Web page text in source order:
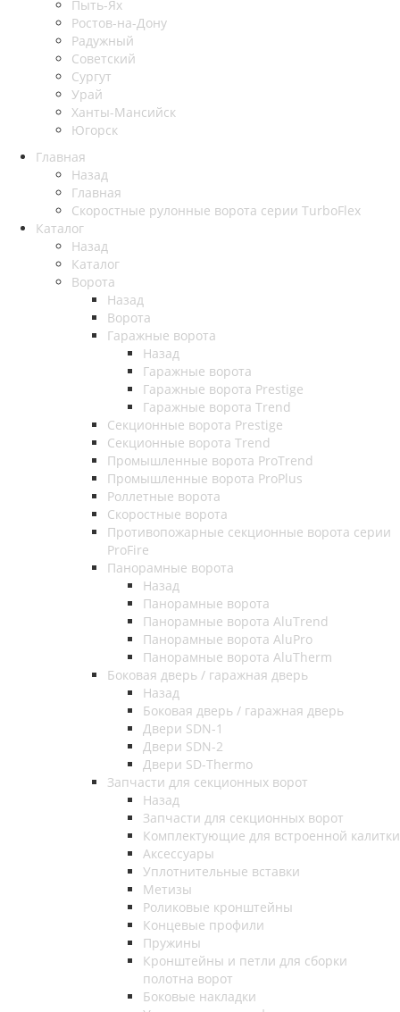
Пыть-Ях
Рoстов-на-Дону
Радужный
Советский
Сургут
Урай
Ханты-Мансийск
Югорск
Главная
Назад
Главная
Скоростные рулонные ворота серии TurboFlex
Каталог
Назад
Каталог
Ворота
Назад
Ворота
Гаражные ворота
Назад
Гаражные ворота
Гаражные ворота Prestige
Гаражные ворота Trend
Секционные ворота Prestige
Секционные ворота Trend
Промышленные ворота ProTrend
Промышленные ворота ProPlus
Роллетные ворота
Скоростные ворота
Противопожарные секционные ворота серии
ProFire
Панорамные ворота
Назад
Панорамные ворота
Панорамные ворота AluTrend
Панорамные ворота AluPro
Панорамные ворота AluTherm
Боковая дверь / гаражная дверь
Назад
Боковая дверь / гаражная дверь
Двери SDN-1
Двери SDN-2
Двери SD-Thermo
Запчасти для секционных ворот
Назад
Запчасти для секционных ворот
Комплектующие для встроенной калитки
Аксессуары
Уплотнительные вставки
Метизы
Роликовые кронштейны
Концевые профили
Пружины
Кронштейны и петли для сборки
полотна ворот
Боковые накладки